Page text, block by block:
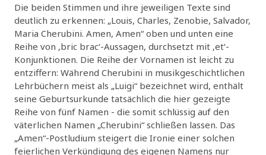
Die beiden Stimmen und ihre jeweiligen Texte sind
deutlich zu erkennen: „Louis, Charles, Zenobie, Salvador,
Maria Cherubini. Amen, Amen“ oben und unten eine
Reihe von ‚bric brac‘-Aussagen, durchsetzt mit ‚et‘-
Konjunktionen. Die Reihe der Vornamen ist leicht zu
entziffern: Während Cherubini in musikgeschichtlichen
Lehrbüchern meist als „Luigi“ bezeichnet wird, enthält
seine Geburtsurkunde tatsächlich die hier gezeigte
Reihe von fünf Namen - die somit schlüssig auf den
väterlichen Namen „Cherubini“ schließen lassen. Das
„Amen“-Postludium steigert die Ironie einer solchen
feierlichen Verkündigung des eigenen Namens nur